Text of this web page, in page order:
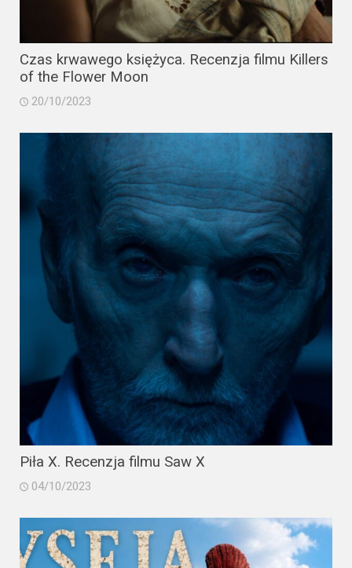
Czas krwawego księżyca. Recenzja filmu Killers
of the Flower Moon
20/10/2023
Piła X. Recenzja filmu Saw X
04/10/2023